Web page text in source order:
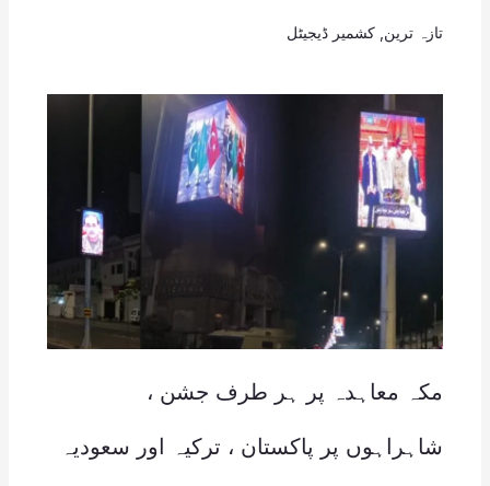
تازہ ترین کشمیر ڈیجیٹل
مکہ معاہدہ پر ہر طرف جشن ،
شاہراہوں پر پاکستان ، ترکیہ اور سعودیہ